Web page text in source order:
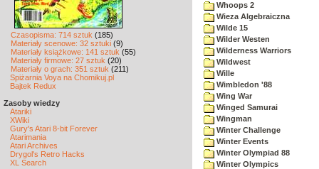
Czasopisma: 714 sztuk (185)
Materiały scenowe: 32 sztuki (9)
Materiały książkowe: 141 sztuk (55)
Materiały firmowe: 27 sztuk (20)
Materiały o grach: 351 sztuk (211)
Spiżarnia Voya na Chomikuj.pl
Bajtek Redux
Zasoby wiedzy
Atariki
XWiki
Gury's Atari 8-bit Forever
Atarimania
Atari Archives
Drygol's Retro Hacks
XL Search
Whoops 2
Wieza Algebraiczna
Wilde 15
Wilder Westen
Wilderness Warriors
Wildwest
Wille
Wimbledon '88
Wing War
Winged Samurai
Wingman
Winter Challenge
Winter Events
Winter Olympiad 88
Winter Olympics